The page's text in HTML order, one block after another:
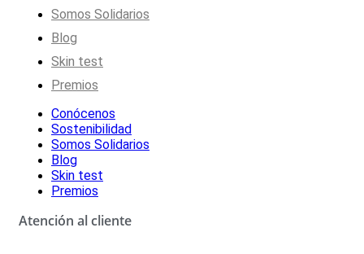
Somos Solidarios
Blog
Skin test
Premios
Conócenos
Sostenibilidad
Somos Solidarios
Blog
Skin test
Premios
Atención al cliente